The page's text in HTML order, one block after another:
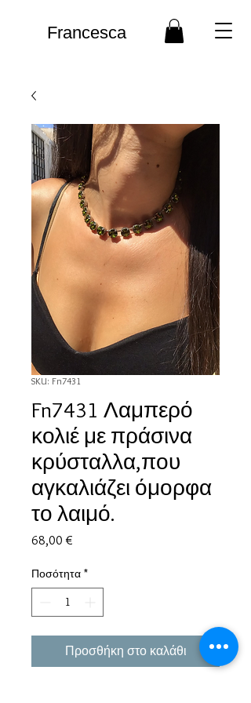
Francesca
SKU: Fn7431
Fn7431 Λαμπερό
κολιέ με πράσινα
κρύσταλλα,που
αγκαλιάζει όμορφα
το λαιμό.
68,00 €
Ποσότητα *
Προσθήκη στο καλάθι